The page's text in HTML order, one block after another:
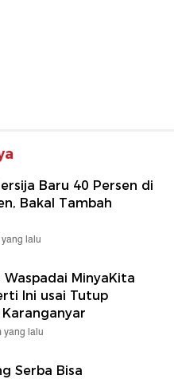
Baru 40 Persen di
Bakal Tambah
lalu
Waspadai MinyaKita
Ini usai Tutup
yang lalu
Serba Bisa